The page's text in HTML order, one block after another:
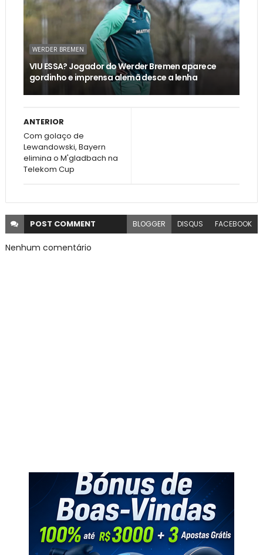
WERDER BREMEN
VIU ESSA? Jogador do Werder Bremen aparece
gordinho e imprensa alemã desce a lenha
ANTERIOR
Com golaço de
Lewandowski, Bayern
elimina o M'gladbach na
Telekom Cup
POST COMMENT BLOGGER DISQUS FACEBOOK
Nenhum comentário